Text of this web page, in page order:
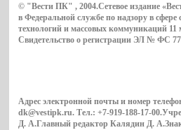
© "Вести ПК" , 2004.Сетевое издание
в Федеральной службе по надзору в
технологий и массовых коммуникаций 11
Свидетельство о регистрации ЭЛ № ФС 77
Адрес электронной почты и номер
dk@vestipk.ru. Тел.: +7-919-188-17-
Д. А.Главный редактор Калядин Д.